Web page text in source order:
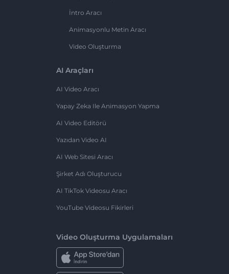
İntro Aracı
Animasyonlu Metin Aracı
Video Oluşturma
AI Araçları
AI Video Aracı
Yapay Zeka Ile Animasyon Yapma
AI Video Editörü
Yazıdan Video AI
AI Web Sitesi Aracı
Şirket Adı Oluşturucu
AI TikTok Videosu Aracı
YouTube Videosu Fikirleri
Video Oluşturma Uygulamaları